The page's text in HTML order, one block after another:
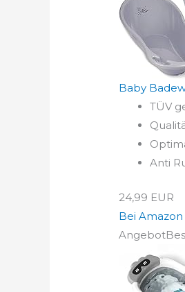
Baby
TÜV
Anti
24,99 EUR
Bei
Angebot